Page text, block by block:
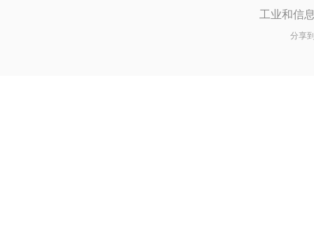
工业和信
分享